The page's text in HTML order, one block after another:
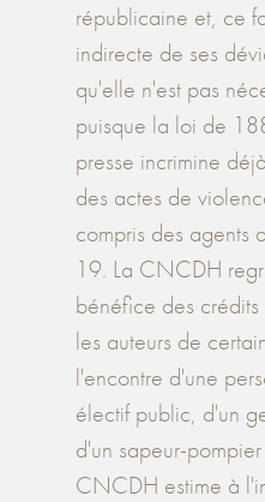
républicaine et, ce
indirecte de ses
qu'elle n'est pas
puisque la loi de
presse incrimine
des actes de
compris des agents
19. La CNCDH
bénéfice des
les auteurs de
l'encontre d'une
électif public, d'un
d'un sapeur-
CNCDH estime à